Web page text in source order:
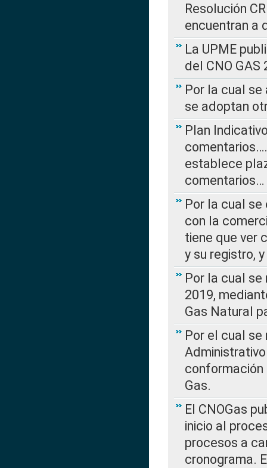
Resolución
encuentran a
La UPME
del CNO
Por la cual
se adoptan
Plan
establece
comentarios…
Por la cual
con la
tiene que ver
y su registro,
Por la cual
2019,
Gas Natural
Por el cual
conformación
Gas.
El CNOGas
inicio al
procesos a
cronograma.